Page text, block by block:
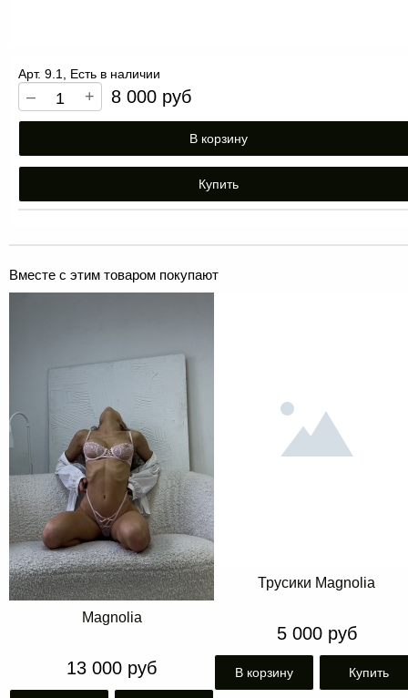
Арт. 9.1, Есть в наличии
– + 8 000 руб
В корзину
Купить
Вместе с этим товаром покупают
Magnolia
13 000 руб
Трусики Magnolia
5 000 руб
В корзину Купить